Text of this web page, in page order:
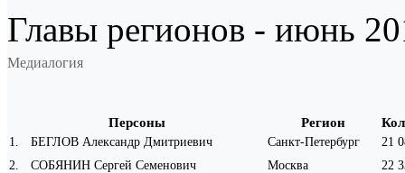
Главы регионов - июнь
Медиалогия
Персоны Регион
1 БЕГЛОВ Александр Дмитриевич Санкт-Петербург
21
2
СОБЯНИН Сергей Семенович Москва
22